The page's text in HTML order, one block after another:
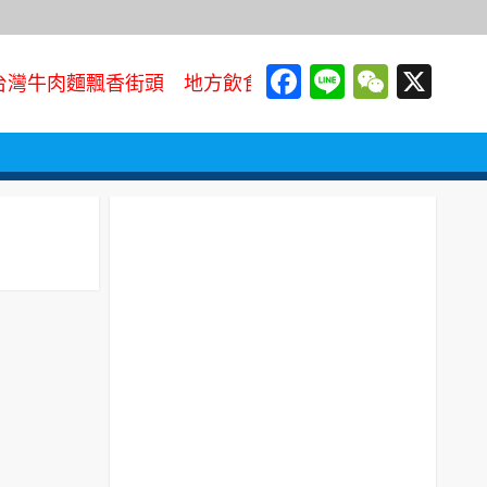
牛肉麵飄香街頭 地方飲食文化代表走向國際餐桌
Facebook
Line